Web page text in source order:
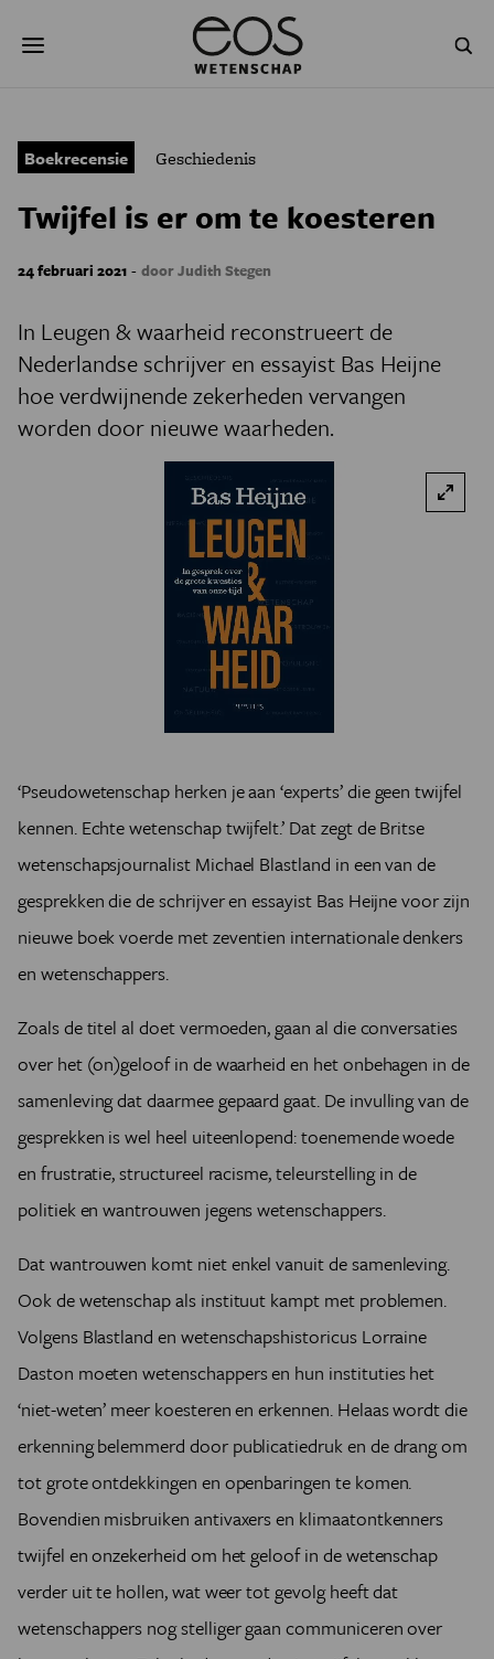
naar
GEZONDHEID
NATUURWETENSCHAPPEN GESCHIEDENIS
PODCAST AGENDA
JONGE UITDAGERS
Boekrecensie Geschiedenis
Twijfel is er om te koesteren
24 februari 2021 - door Judith Stegen
In Leugen & waarheid reconstrueert de
Nederlandse schrijver en essayist Bas Heijne
hoe verdwijnende zekerheden vervangen
worden door nieuwe waarheden.
‘Pseudowetenschap herken je aan ‘experts’ die geen twijfel
kennen. Echte wetenschap twijfelt.’ Dat zegt de Britse
wetenschapsjournalist Michael Blastland in een van de
gesprekken die de schrijver en essayist Bas Heijne voor zijn
nieuwe boek voerde met zeventien internationale denkers
en wetenschappers.
Zoals de titel al doet vermoeden, gaan al die conversaties
over het (on)geloof in de waarheid en het onbehagen in de
samenleving dat daarmee gepaard gaat. De invulling van de
gesprekken is wel heel uiteenlopend: toenemende woede
en frustratie, structureel racisme, teleurstelling in de
politiek en wantrouwen jegens wetenschappers.
Dat wantrouwen komt niet enkel vanuit de samenleving.
Ook de wetenschap als instituut kampt met problemen.
Volgens Blastland en wetenschapshistoricus Lorraine
Daston moeten wetenschappers en hun instituties het
‘niet-weten’ meer koesteren en erkennen. Helaas wordt die
erkenning belemmerd door publicatiedruk en de drang om
tot grote ontdekkingen en openbaringen te komen.
Bovendien misbruiken antivaxers en klimaatontkenners
twijfel en onzekerheid om het geloof in de wetenschap
verder uit te hollen, wat weer tot gevolg heeft dat
wetenschappers nog stelliger gaan communiceren over